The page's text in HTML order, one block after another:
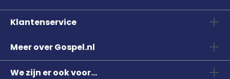
Klantenservice
Meer over Gospel.nl
We zijn er ook voor...